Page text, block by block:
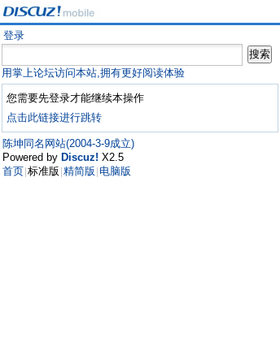
登录
用掌上论坛访问本站,拥有更好阅读体验
您需要先登录才能继续本操作
点击此链接进行跳转
陈坤同名网站(2004-3-9成立)
Powered by Discuz! X2.5
首页 标准版 精简版 电脑版